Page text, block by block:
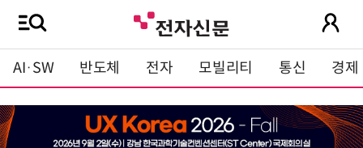
AI·SW 반도체 전자 모빌리티 통신 경제